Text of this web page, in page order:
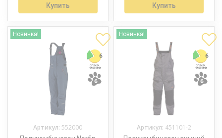
Купить Купить
Новинка!
Артикул: 552000
Новинка!
Артикул: 451101-2